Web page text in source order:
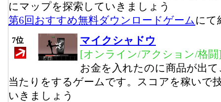
にマップを探索していきましょう
第6回おすすめ無料ダウンロードゲームにて
7位
マイクシャドウ
[オンライン/アクション/格闘
お金を入れたのに商品が出
当たりをするゲームです。スコアを稼いで
いきましょう